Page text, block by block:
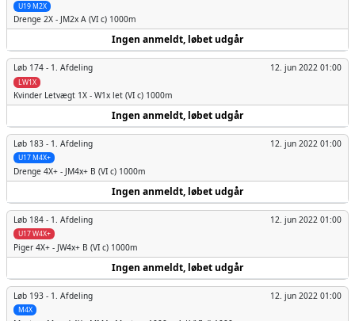
U19 M2X
Drenge 2X - JM2x A (VI c) 1000m
Ingen anmeldt, løbet udgår
Løb 174 - 1. Afdeling 12. jun 2022 01:00
LW1X
Kvinder Letvægt 1X - W1x let (VI c) 1000m
Ingen anmeldt, løbet udgår
Løb 183 - 1. Afdeling 12. jun 2022 01:00
U17 M4X+
Drenge 4X+ - JM4x+ B (VI c) 1000m
Ingen anmeldt, løbet udgår
Løb 184 - 1. Afdeling 12. jun 2022 01:00
U17 W4X+
Piger 4X+ - JW4x+ B (VI c) 1000m
Ingen anmeldt, løbet udgår
Løb 193 - 1. Afdeling 12. jun 2022 01:00
M4X